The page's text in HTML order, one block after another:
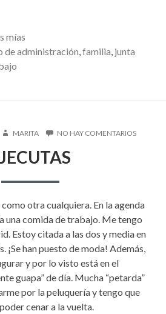
mías
de administración familia junta
AUTORMARITA NO HAY COMENTARIOSEN
otra cualquiera. En la agenda
una comida de trabajo. Me tengo
Estoy citada a las dos y media en
¡Se han puesto de moda! Además,
y por lo visto está en el
guapa” de día. Mucha “petarda”
por la peluquería y tengo que
cenar a la vuelta.